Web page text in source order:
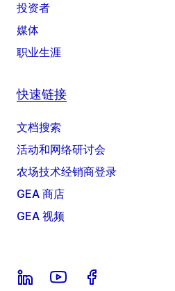
投资者
媒体
职业生涯
快速链接
文档搜索
活动和网络研讨会
农场技术经销商登录
GEA 商店
GEA 视频